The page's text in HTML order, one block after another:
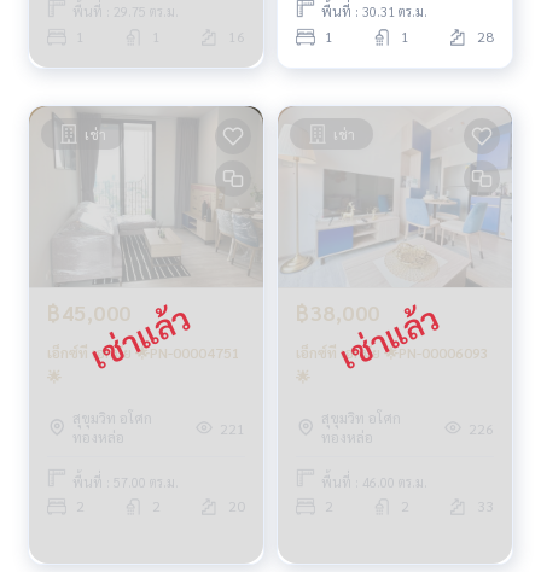
พื้นที่ : 29.75 ตร.ม.
16
พื้นที่ : 30.31 ตร.ม.
1 1 28
เช่า
฿45,000
เอ็กซ์ที เอกมัย 🌟PN-00004751
🌟
สุขุมวิท อโศก
ทองหล่อ
พื้นที่ : 57.00 ตร.ม.
20
เช่า
฿38,000
เอ็กซ์ที เอกมัย 🌟PN-00006093
🌟
สุขุมวิท อโศก
ทองหล่อ
226
พื้นที่ : 46.00 ตร.ม.